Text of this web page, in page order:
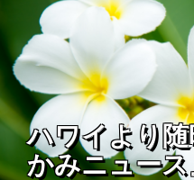
ハワイより
かみニュース